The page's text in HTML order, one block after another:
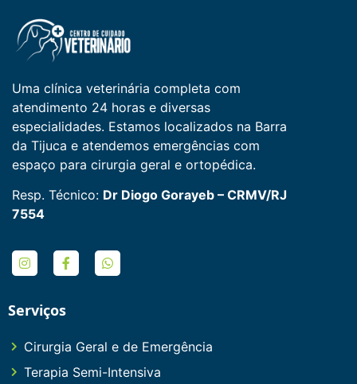
Uma clínica veterinária completa com
atendimento 24 horas e diversas
especialidades. Estamos localizados na Barra
da Tijuca e atendemos emergências com
espaço para cirurgia geral e ortopédica.
Resp. Técnico: Dr Diogo Gorayeb – CRMV/RJ
7554
Serviços
Cirurgia Geral e de Emergência
Terapia Semi-Intensiva